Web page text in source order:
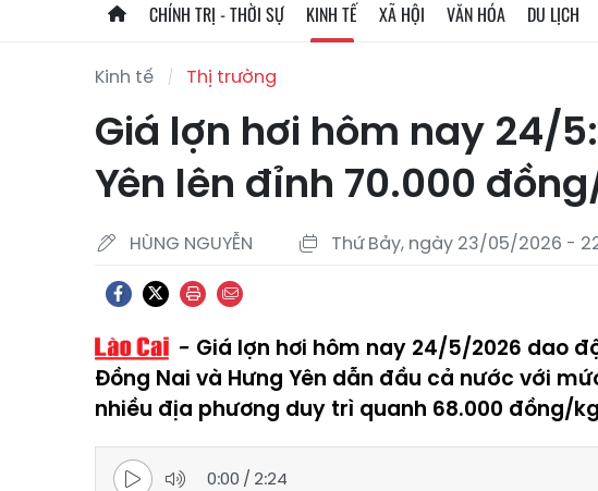
CHÍNH TRỊ - THỜI SỰ KINH TẾ XÃ HỘI VĂN HÓA DU LỊCH
Kinh tế Thị trường
Giá lợn hơi hôm nay 24/
Yên lên đỉnh 70.000
HÙNG NGUYỄN Thứ Bảy, ngày 23/05/2026 -
Giá lợn hơi hôm nay 24/5/2026 dao
Đồng Nai và Hưng Yên dẫn đầu cả nước với
nhiều địa phương duy trì quanh 68.000 đồng/
0:00 / 2:24